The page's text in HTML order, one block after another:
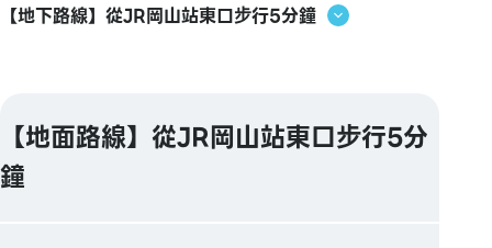
【地下路線】從JR岡山站東口步行5分鐘
【地面路線】從JR岡山站東口步行5分
鐘